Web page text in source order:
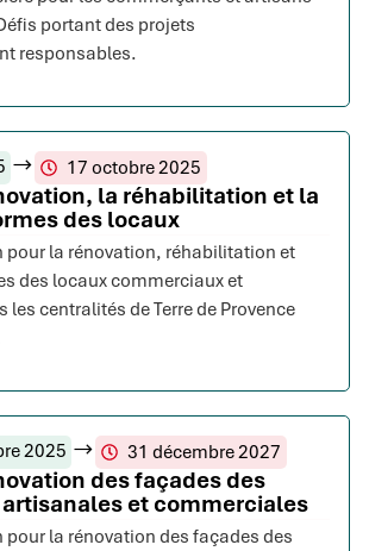
portant des projets
responsables.
17 octobre 2025
la réhabilitation et la
des locaux
pour la rénovation, réhabilitation et
des locaux commerciaux et
centralités de Terre de Provence
2025 31 décembre 2027
des façades des
et commerciales
pour la rénovation des façades des